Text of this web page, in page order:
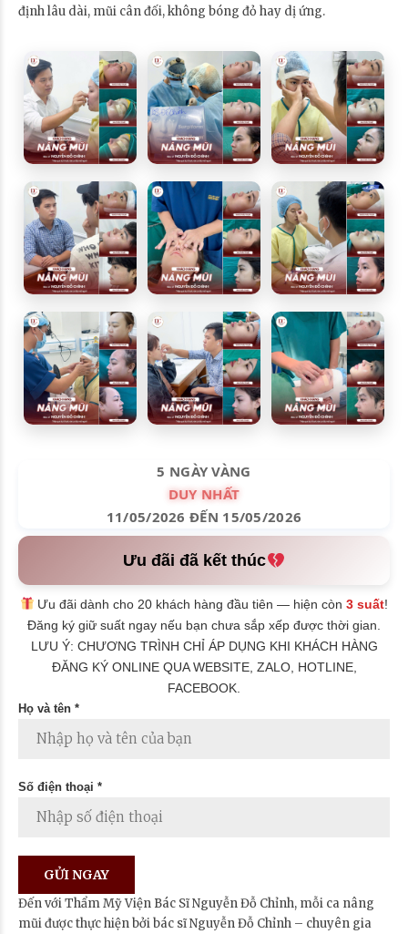
định lâu dài, mũi cân đối, không bóng đỏ hay dị ứng.
5 NGÀY VÀNG
DUY NHẤT
11/05/2026 ĐẾN 15/05/2026
Ưu đãi đã kết thúc
Ưu đãi dành cho 20 khách hàng đầu tiên — hiện còn3 suất!
Đăng ký giữ suất ngay nếu bạn chưa sắp xếp được thời gian.
LƯU Ý: CHƯƠNG TRÌNH CHỈ ÁP DỤNG KHI KHÁCH HÀNG
ĐĂNG KÝ ONLINE QUA WEBSITE, ZALO, HOTLINE,
FACEBOOK.
Họ và tên *
Số điện thoại *
Đến với Thẩm Mỹ Viện Bác Sĩ Nguyễn Đỗ Chỉnh, mỗi ca nâng
mũi được thực hiện bởi bác sĩ Nguyễn Đỗ Chỉnh – chuyên gia